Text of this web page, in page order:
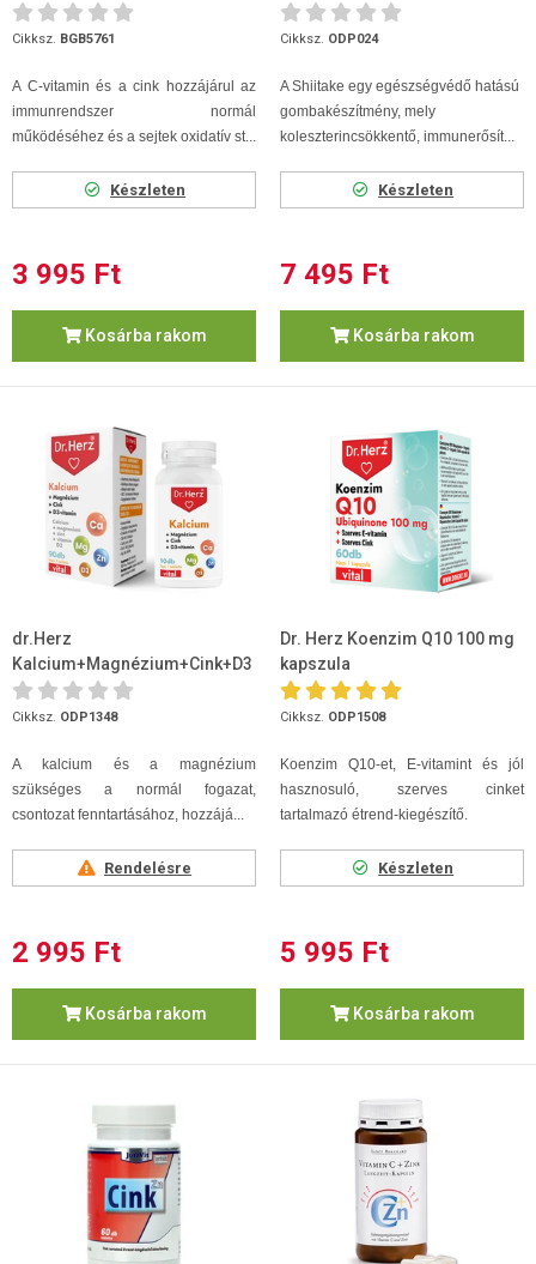
90db
Cikksz. BGB5761
A C-vitamin és a cink hozzájárul az
immunrendszer normál
működéséhez és a sejtek oxidatív st...
Készleten
3 995 Ft
Kosárba rakom
Cikksz. ODP024
A Shiitake egy egészségvédő hatású
gombakészítmény, mely
koleszterincsökkentő, immunerősít...
Készleten
7 495 Ft
Kosárba rakom
dr.Herz
Kalcium+Magnézium+Cink+D3
90db
Cikksz. ODP1348
A kalcium és a magnézium
szükséges a normál fogazat,
csontozat fenntartásához, hozzájá...
Rendelésre
2 995 Ft
Kosárba rakom
Dr. Herz Koenzim Q10 100 mg
kapszula
Cikksz. ODP1508
Koenzim Q10-et, E-vitamint és jól
hasznosuló, szerves cinket
tartalmazó étrend-kiegészítő.
Készleten
5 995 Ft
Kosárba rakom